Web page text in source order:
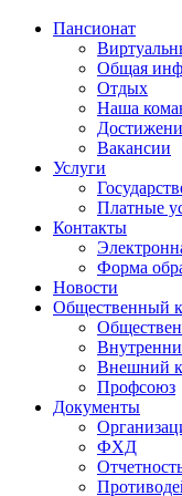
Пансионат
Общая
Отдых
Наша
Вакансии
Услуги
Платные
Контакты
Форма
Новости
Общественный
Внешний
Профсоюз
Документы
ФХД